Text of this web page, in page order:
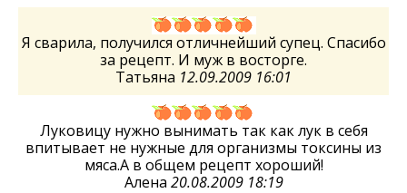
Я сварила, получился отличнейший супец. Спасибо
за рецепт. И муж в восторге.
Татьяна 12.09.2009 16:01
Луковицу нужно вынимать так как лук в себя
впитывает не нужные для организмы токсины из
мяса.А в общем рецепт хороший!
Алена 20.08.2009 18:19